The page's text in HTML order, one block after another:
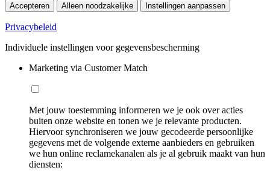
Accepteren Alleen noodzakelijke Instellingen aanpassen
Privacybeleid
Individuele instellingen voor gegevensbescherming
Marketing via Customer Match
Met jouw toestemming informeren we je ook over acties
buiten onze website en tonen we je relevante producten.
Hiervoor synchroniseren we jouw gecodeerde persoonlijke
gegevens met de volgende externe aanbieders en gebruiken
we hun online reclamekanalen als je al gebruik maakt van hun
diensten: